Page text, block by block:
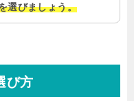
選びましょう。
び方